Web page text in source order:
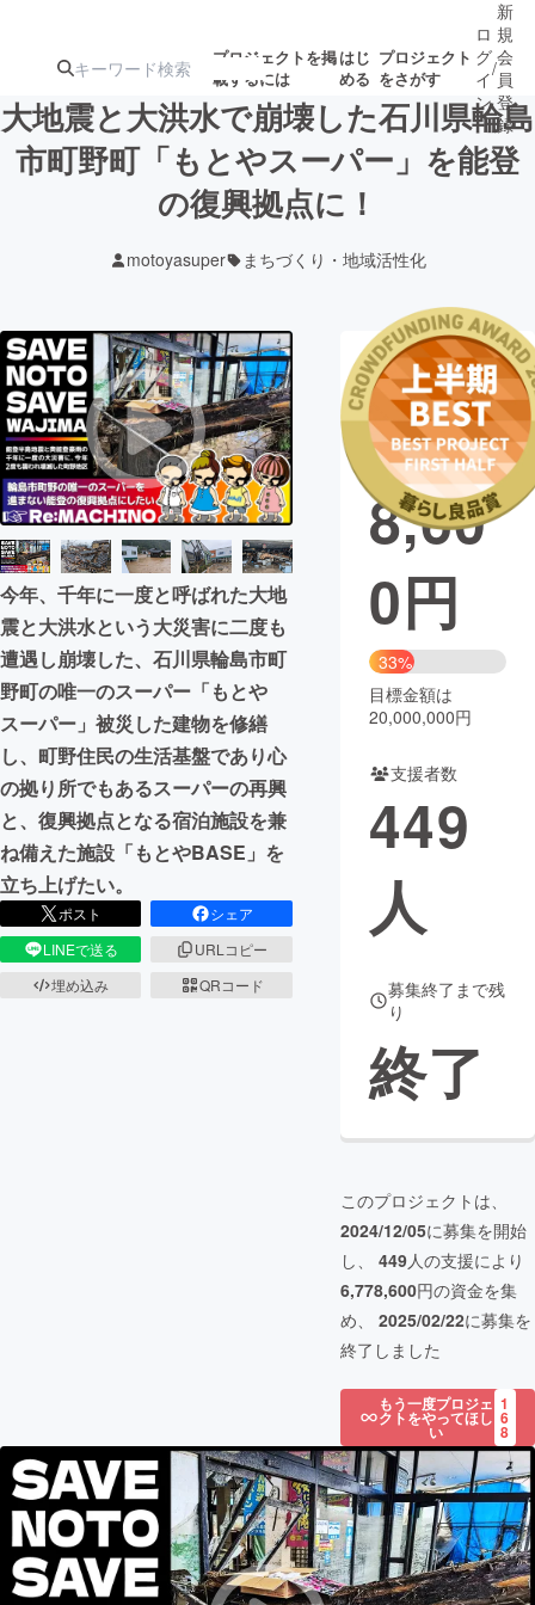
プロジェクトを掲
載するには
はじ
める
プロジェクト
をさがす
注目のリ 注目の新着プロ募集終了が近いプ
ロジェクト
音楽
テクノロジー・ガジェット ゲーム・サ
映像・映画 書籍・雑誌
ビジネス・起業 チャレンジ
まちづくり・地域活性化
CAMPFIRE for Social Good
CAMPFIRE Creation
CAMPFIREふるさと納税
コミュニティ
ロ
グ
イ
ン
/
新
規
会
員
登
録
大地震と大洪水で崩壊した石川県輪島
市町野町「もとやスーパー」を能登
の復興拠点に！
motoyasuper まちづくり・地域活性化
今年、千年に一度と呼ばれた大地
震と大洪水という大災害に二度も
遭遇し崩壊した、石川県輪島市町
野町の唯一のスーパー「もとや
スーパー」被災した建物を修繕
し、町野住民の生活基盤であり心
の拠り所でもあるスーパーの再興
と、復興拠点となる宿泊施設を兼
ね備えた施設「もとやBASE」を
立ち上げたい。
ポスト
シェア
LINEで送る
URLコピー
埋め込み
QRコード
現在の支援総
額
6,77
8,60
0円
33%
目標金額は
20,000,000円
支援者数
449
人
募集終了まで残
り
終了
このプロジェクトは、
2024/12/05に募集を開始
し、 449人の支援により
6,778,600円の資金を集
め、 2025/02/22に募集を
終了しました
もう一度プロジェ
クトをやってほし
い
1
6
8